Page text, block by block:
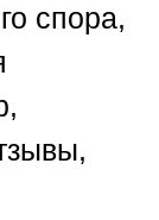
спора,